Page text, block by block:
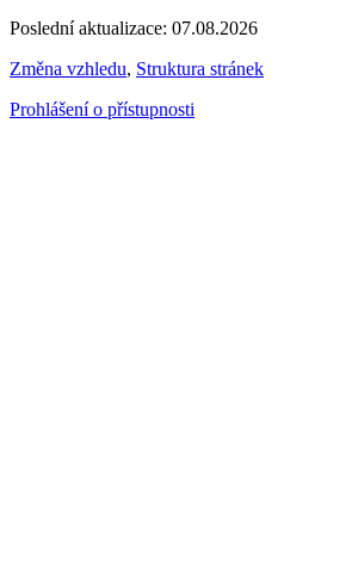
Poslední aktualizace: 07.08.2026
Změna vzhledu, Struktura stránek
Prohlášení o přístupnosti